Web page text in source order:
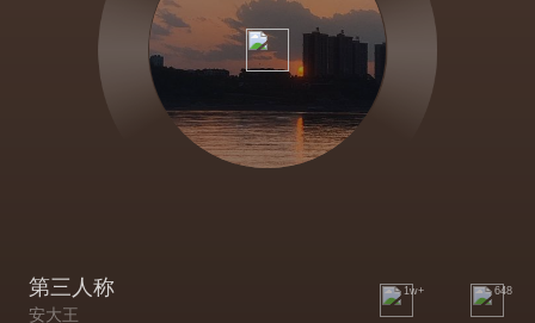
第三人称
安大王
1w+ 648